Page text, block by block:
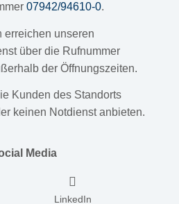
07942/94610-0.
erreichen unseren
über die Rufnummer
der Öffnungszeiten.
Kunden des Standorts
keinen Notdienst anbieten.
Media
LinkedIn